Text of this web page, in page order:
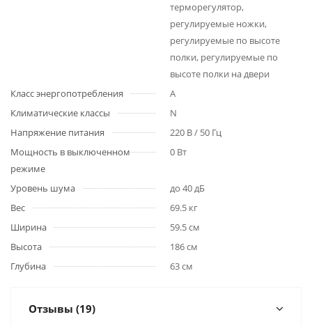
терморегулятор,
регулируемые ножки,
регулируемые по высоте
полки, регулируемые по
высоте полки на двери
Класс энергопотребления
A
Климатические классы
N
Напряжение питания
220 В / 50 Гц
Мощность в выключенном
режиме
0 Вт
Уровень шума
до 40 дБ
Вес
69.5 кг
Ширина
59.5 см
Высота
186 см
Глубина
63 см
Отзывы (19)